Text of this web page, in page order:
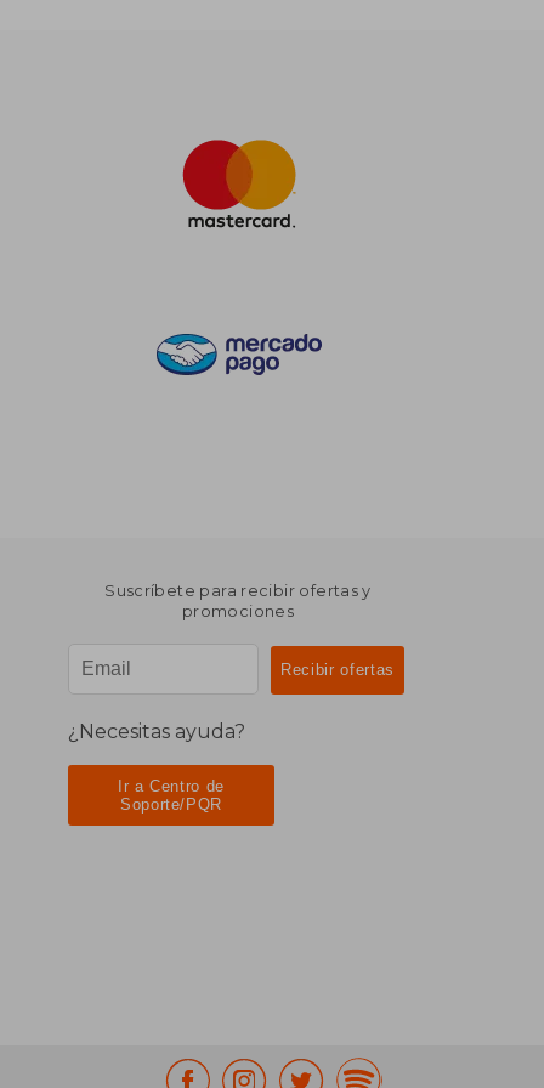
Suscríbete para recibir ofertas y
promociones
¿Necesitas ayuda?
Ir a Centro de
Soporte/PQR